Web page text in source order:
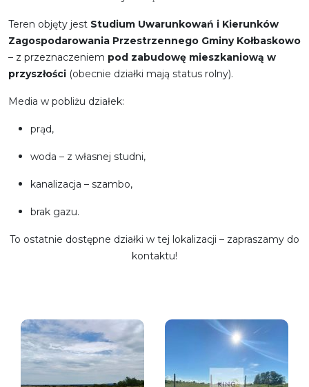
Teren objęty jest Studium Uwarunkowań i Kierunków
Zagospodarowania Przestrzennego Gminy Kołbaskowo
– z przeznaczeniem pod zabudowę mieszkaniową w
przyszłości (obecnie działki mają status rolny).
Media w pobliżu działek:
prąd,
woda – z własnej studni,
kanalizacja – szambo,
brak gazu.
To ostatnie dostępne działki w tej lokalizacji – zapraszamy do
kontaktu!